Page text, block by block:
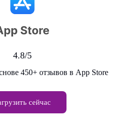
4.8/5
450+ отзывов в App Store
сейчас